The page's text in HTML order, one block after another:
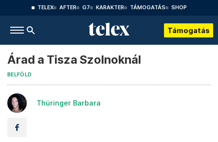
TELEX AFTER G7 KARAKTER TÁMOGATÁS SHOP
Támogatás
Árad a Tisza Szolnoknál
BELFÖLD
Thüringer Barbara